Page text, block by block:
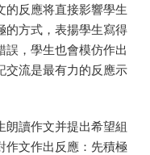
的反應将直接影響學生
的方式，表揚學生寫得
誤，學生也會模仿作出
交流是最有力的反應示
朗讀作文并提出希望組
作文作出反應：先積極